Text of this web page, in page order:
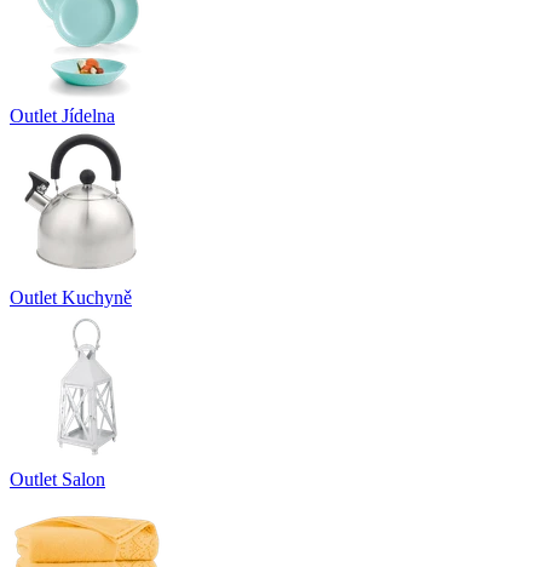
Outlet Jídelna
Outlet Kuchyně
Outlet Salon